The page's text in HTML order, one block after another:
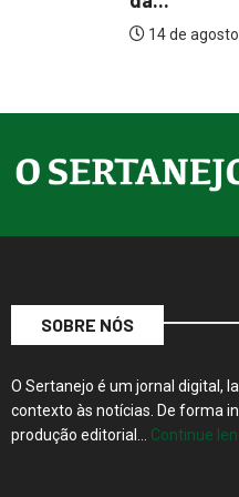
SOBRE NÓS
O Sertanejo é um jornal digital,
contexto às notícias. De forma
produção editorial… Continue